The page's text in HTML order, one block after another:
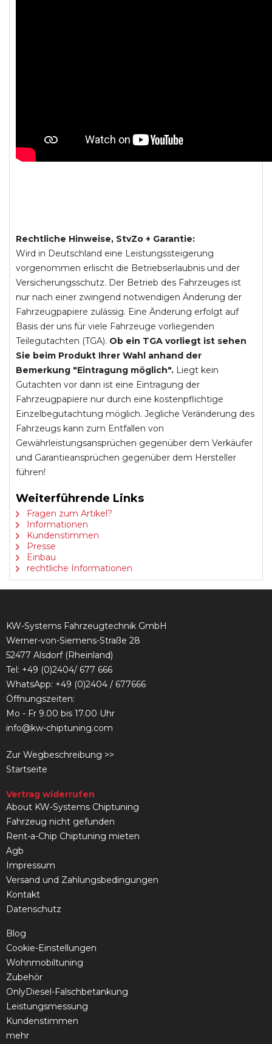
Rechtliche Hinweise, StvZo + Garantie:
Wird in Deutschland eine Leistungssteigerung
vorgenommen erlischt die Betriebserlaubnis und der
Versicherungsschutz. Der Betrieb des Fahrzeuges ist
nur nach einer zwingend notwendigen Änderung der
Fahrzeugpapiere zulässig. Eine Änderung erfolgt auf
Basis der uns für viele Fahrzeuge vorliegenden
Teilegutachten (TGA). Ob ein TGA vorliegt ist sehen
Sie beim Produkt Ihrer Wahl anhand der
Bemerkung "Eintragung möglich". Liegt kein
Gutachten vor dann ist eine Eintragung der
Fahrzeugpapiere nur durch eine kostenpflichtige
Einzelbegutachtung möglich. Jegliche Veränderung des
Fahrzeugs kann zum Entfallen von
Gewährleistungsansprüchen gegenüber dem Verkäufer
und Garantieansprüchen gegenüber dem Hersteller
führen!
Weiterführende Links
Fragen zum Artikel?
Informationen
Kundenstimmen
Presse
Einbau
rechtliche Informationen
KW-Systems Fahrzeugtechnik GmbH
Werner-von-Siemens-Straße 28
52477 Alsdorf (Rheinland)
Tel: +49 (0)2404/ 677 666
WhatsApp: +49 (0)2404 / 677666
Öffnungszeiten:
Mo - Fr 9.00 bis 17.00 Uhr
info@kw-chiptuning.com
Zur Wegbeschreibung >>
Startseite
Vertrag widerrufen
About KW-Systems Chiptuning
Fahrzeug nicht gefunden
Rent-a-Chip Chiptuning mieten
Agb
Impressum
Versand und Zahlungsbedingungen
Kontakt
Datenschutz
Blog
Cookie-Einstellungen
Wohnmobiltuning
Zubehör
OnlyDiesel-Falschbetankung
Leistungsmessung
Kundenstimmen
mehr